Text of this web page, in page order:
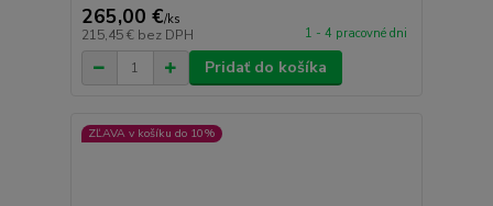
265,00 €/ks
215,45 € bez DPH 1 - 4 pracovné dni
Pridať do košíka
ZĽAVA v košíku do 10%